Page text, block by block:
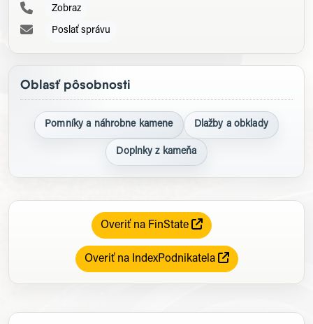
Zobraz
Poslať správu
Oblasť pôsobnosti
Pomníky a náhrobne kamene Dlažby a obklady
Doplnky z kameňa
Overiť na FinState
Overiť na IndexPodnikatela